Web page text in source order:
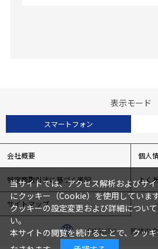
表示モード
スマートフォン
会社概要 個人
特定商取引法に基づく表記 よく
サイトマップ
ENGLISH 簡体中文
当サイトでは、アクセス解析およびサ
にクッキー（Cookie）を使用していま
クッキーの設定変更および詳細につい
い。
本サイトの閲覧を続けることで、クッ